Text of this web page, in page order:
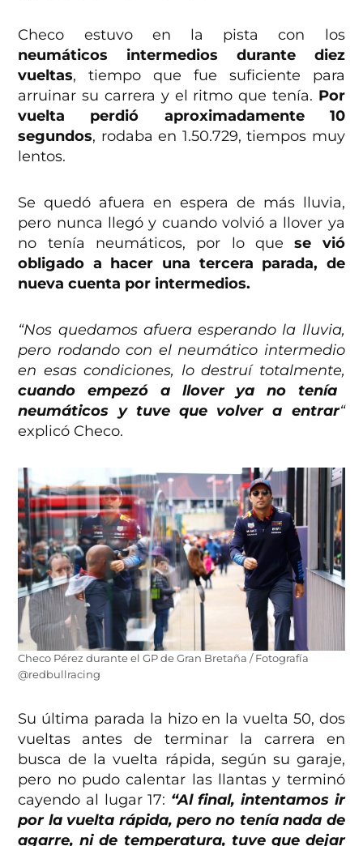
Checo estuvo en la pista con los
neumáticos intermedios durante diez
vueltas, tiempo que fue suficiente para
arruinar su carrera y el ritmo que tenía. Por
vuelta perdió aproximadamente 10
segundos, rodaba en 1.50.729, tiempos muy
lentos.
Se quedó afuera en espera de más lluvia,
pero nunca llegó y cuando volvió a llover ya
no tenía neumáticos, por lo quese vió
obligado a hacer una tercera parada, de
nueva cuenta por intermedios.
“Nos quedamos afuera esperando la lluvia,
pero rodando con el neumático intermedio
en esas condiciones, lo destruí totalmente,
cuando empezó a llover ya no tenía
neumáticos y tuve que volver a entrar“
explicó Checo.
Checo Pérez durante el GP de Gran Bretaña / Fotografía
@redbullracing
Su última parada la hizo en la vuelta 50, dos
vueltas antes de terminar la carrera en
busca de la vuelta rápida, según su garaje,
pero no pudo calentar las llantas y terminó
cayendo al lugar 17: “Al final, intentamos ir
por la vuelta rápida, pero no tenía nada de
agarre, ni de temperatura, tuve que dejar